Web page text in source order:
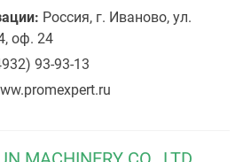
Россия, г. Иваново, ул.
оф. 24
93-93-13